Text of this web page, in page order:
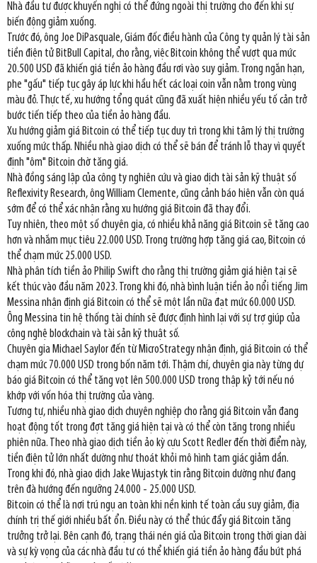
Nhà đầu tư được khuyến nghị có thể đứng ngoài thị trường cho đến khi sự
biến động giảm xuống.
Trước đó, ông Joe DiPasquale, Giám đốc điều hành của Công ty quản lý tài sản
tiền điện tử BitBull Capital, cho rằng, việc Bitcoin không thể vượt qua mức
20.500 USD đã khiến giá tiền ảo hàng đầu rơi vào suy giảm. Trong ngắn hạn,
phe "gấu" tiếp tục gây áp lực khi hầu hết các loại coin vẫn nằm trong vùng
màu đỏ. Thực tế, xu hướng tổng quát cũng đã xuất hiện nhiều yếu tố cản trở
bước tiến tiếp theo của tiền ảo hàng đầu.
Xu hướng giảm giá Bitcoin có thể tiếp tục duy trì trong khi tâm lý thị trường
xuống mức thấp. Nhiều nhà giao dịch có thể sẽ bán để tránh lỗ thay vì quyết
định "ôm" Bitcoin chờ tăng giá.
Nhà đồng sáng lập của công ty nghiên cứu và giao dịch tài sản kỹ thuật số
Reflexivity Research, ông William Clemente, cũng cảnh báo hiện vẫn còn quá
sớm để có thể xác nhận rằng xu hướng giá Bitcoin đã thay đổi.
Tuy nhiên, theo một số chuyên gia, có nhiều khả năng giá Bitcoin sẽ tăng cao
hơn và nhắm mục tiêu 22.000 USD. Trong trường hợp tăng giá cao, Bitcoin có
thể chạm mức 25.000 USD.
Nhà phân tích tiền ảo Philip Swift cho rằng thị trường giảm giá hiện tại sẽ
kết thúc vào đầu năm 2023. Trong khi đó, nhà bình luận tiền ảo nổi tiếng Jim
Messina nhận định giá Bitcoin có thể sẽ một lần nữa đạt mức 60.000 USD.
Ông Messina tin hệ thống tài chính sẽ được định hình lại với sự trợ giúp của
công nghệ blockchain và tài sản kỹ thuật số.
Chuyên gia Michael Saylor đến từ MicroStrategy nhận định, giá Bitcoin có thể
chạm mức 70.000 USD trong bốn năm tới. Thậm chí, chuyên gia này từng dự
báo giá Bitcoin có thể tăng vọt lên 500.000 USD trong thập kỷ tới nếu nó
khớp với vốn hóa thị trường của vàng.
Tương tự, nhiều nhà giao dịch chuyên nghiệp cho rằng giá Bitcoin vẫn đang
hoạt động tốt trong đợt tăng giá hiện tại và có thể còn tăng trong nhiều
phiên nữa. Theo nhà giao dịch tiền ảo kỳ cựu Scott Redler đến thời điểm này,
tiền điện tử lớn nhất dường như thoát khỏi mô hình tam giác giảm dần.
Trong khi đó, nhà giao dịch Jake Wujastyk tin rằng Bitcoin dường như đang
trên đà hướng đến ngưỡng 24.000 - 25.000 USD.
Bitcoin có thể là nơi trú ngụ an toàn khi nền kinh tế toàn cầu suy giảm, địa
chính trị thế giới nhiều bất ổn. Điều này có thể thúc đẩy giá Bitcoin tăng
trưởng trở lại. Bên cạnh đó, trạng thái nén giá của Bitcoin trong thời gian dài
và sự kỳ vọng của các nhà đầu tư có thể khiến giá tiền ảo hàng đầu bứt phá